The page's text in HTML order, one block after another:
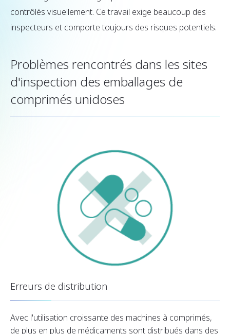
contrôlés visuellement. Ce travail exige beaucoup des
inspecteurs et comporte toujours des risques potentiels.
Problèmes rencontrés dans les sites
d'inspection des emballages de
comprimés unidoses
Erreurs de distribution
Avec l'utilisation croissante des machines à comprimés,
de plus en plus de médicaments sont distribués dans des